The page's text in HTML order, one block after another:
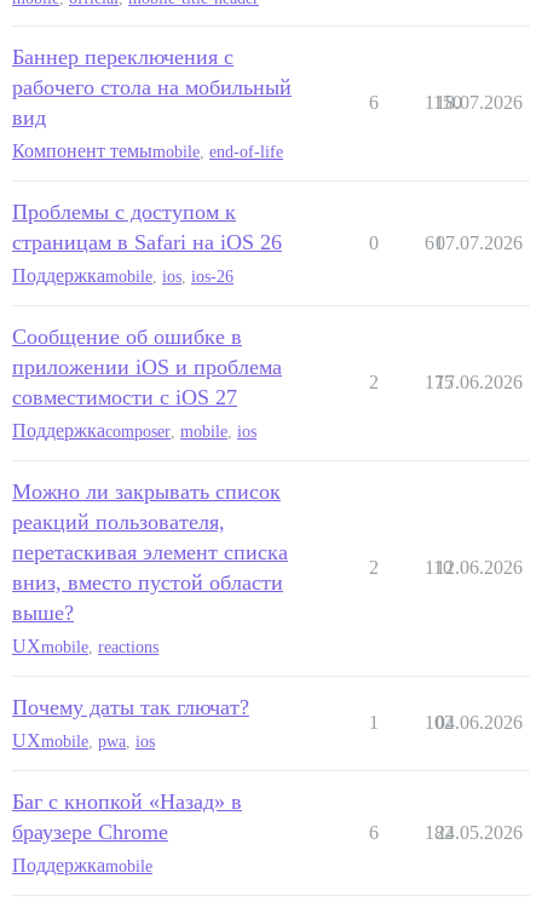
Баннер переключения с
рабочего стола на мобильный
вид
Компонент темыmobile end-of-life
6 1150
18.07.2026
Проблемы с доступом к
страницам в Safari на iOS 26
Поддержкаmobile ios ios-26
0 6107.07.2026
Сообщение об ошибке в
приложении iOS и проблема
совместимости с iOS 27
Поддержкаcomposer mobile ios
2 175
17.06.2026
Можно ли закрывать список
реакций пользователя,
перетаскивая элемент списка
вниз, вместо пустой области
выше?
UXmobile reactions
2 110
12.06.2026
Почему даты так глючат?
UXmobile pwa ios
1 102
04.06.2026
Баг с кнопкой «Назад» в
браузере Chrome
Поддержкаmobile
6 182
24.05.2026